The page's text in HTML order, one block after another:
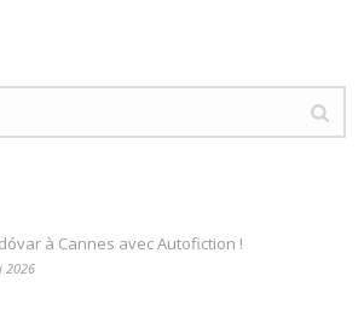
à Cannes avec Autofiction !
2026